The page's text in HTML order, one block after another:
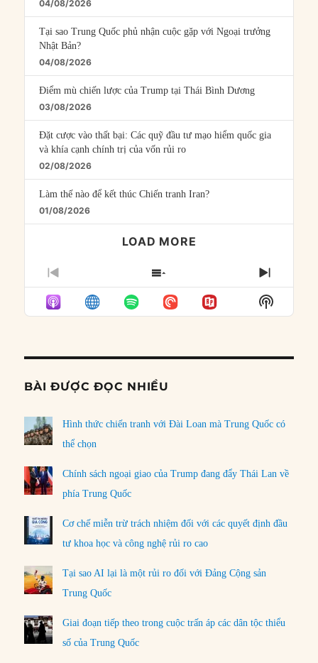
04/08/2026
Tại sao Trung Quốc phủ nhận cuộc gặp với Ngoại trưởng
Nhật Bản?
04/08/2026
Điểm mù chiến lược của Trump tại Thái Bình Dương
03/08/2026
Đặt cược vào thất bại: Các quỹ đầu tư mạo hiểm quốc gia
và khía cạnh chính trị của vốn rủi ro
02/08/2026
Làm thế nào để kết thúc Chiến tranh Iran?
01/08/2026
LOAD MORE
PREVIOUS
EPISODE
SHOW
EPISODES
LIST
NEXT
Show
Podcast
BÀI ĐƯỢC ĐỌC NHIỀU
Hình thức chiến tranh với Đài Loan mà Trung Quốc có
thể chọn
Chính sách ngoại giao của Trump đang đẩy Thái Lan về
phía Trung Quốc
Cơ chế miễn trừ trách nhiệm đối với các quyết định đầu
tư khoa học và công nghệ rủi ro cao
Tại sao AI lại là một rủi ro đối với Đảng Cộng sản
Trung Quốc
Giai đoạn tiếp theo trong cuộc trấn áp các dân tộc thiểu
số của Trung Quốc